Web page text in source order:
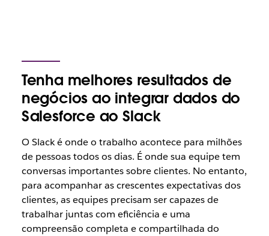
Tenha melhores resultados de
negócios ao integrar dados do
Salesforce ao Slack
O Slack é onde o trabalho acontece para milhões
de pessoas todos os dias. É onde sua equipe tem
conversas importantes sobre clientes. No entanto,
para acompanhar as crescentes expectativas dos
clientes, as equipes precisam ser capazes de
trabalhar juntas com eficiência e uma
compreensão completa e compartilhada do